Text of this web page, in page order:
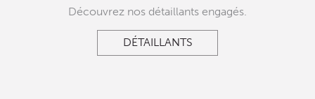
Découvrez nos détaillants engagés.
DÉTAILLANTS